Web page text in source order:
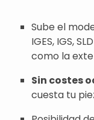
Sube el
IGES, IGS,
como la
Sin costes
cuesta tu